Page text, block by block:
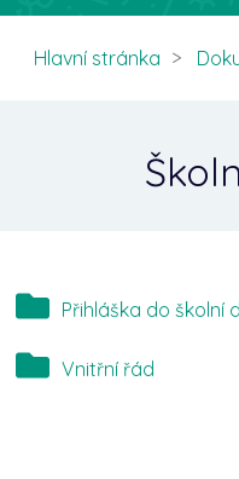
Hlavní stránka
Přihláška do školní
Vnitřní řád